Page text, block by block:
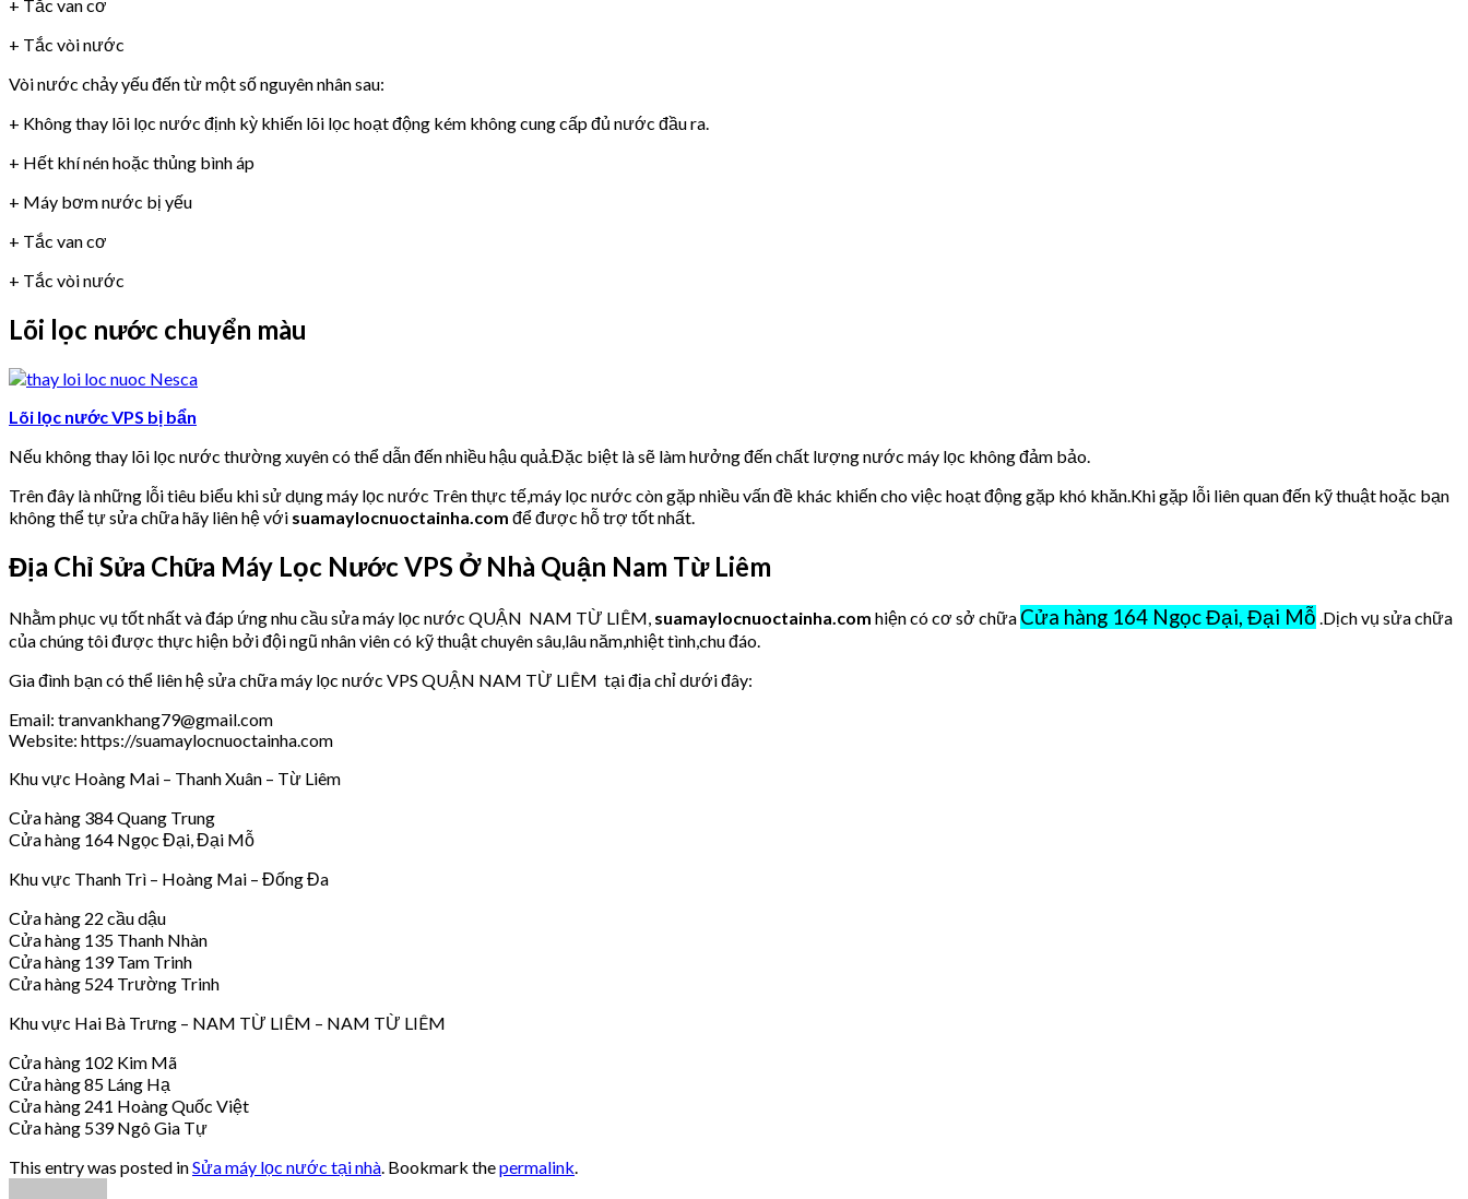
+ Tắc van cơ
+ Tắc vòi nước
Vòi nước chảy yếu đến từ một số nguyên nhân sau:
+ Không thay lõi lọc nước định kỳ khiến lõi lọc hoạt động kém không cung cấp đủ nước đầu ra.
+ Hết khí nén hoặc thủng bình áp
+ Máy bơm nước bị yếu
+ Tắc van cơ
+ Tắc vòi nước
Lõi lọc nước chuyển màu
Lõi lọc nước VPS bị bẩn
Nếu không thay lõi lọc nước thường xuyên có thể dẫn đến nhiều hậu quả.Đặc biệt là sẽ làm hưởng đến chất lượng nước máy lọc không đảm bảo.
Trên đây là những lỗi tiêu biểu khi sử dụng máy lọc nước Trên thực tế,máy lọc nước còn gặp nhiều vấn đề khác khiến cho việc hoạt động gặp khó khăn.Khi gặp lỗi liên quan đến kỹ thuật hoặc bạn
không thể tự sửa chữa hãy liên hệ với suamaylocnuoctainha.com để được hỗ trợ tốt nhất.
Địa Chỉ Sửa Chữa Máy Lọc Nước VPS Ở Nhà Quận Nam Từ Liêm
Nhằm phục vụ tốt nhất và đáp ứng nhu cầu sửa máy lọc nước QUẬN NAM TỪ LIÊM, suamaylocnuoctainha.com hiện có cơ sở chữa Cửa hàng 164 Ngọc Đại, Đại Mỗ .Dịch vụ sửa chữa
của chúng tôi được thực hiện bởi đội ngũ nhân viên có kỹ thuật chuyên sâu,lâu năm,nhiệt tình,chu đáo.
Gia đình bạn có thể liên hệ sửa chữa máy lọc nước VPS QUẬN NAM TỪ LIÊM tại địa chỉ dưới đây:
Email: tranvankhang79@gmail.com
Website: https://suamaylocnuoctainha.com
Khu vực Hoàng Mai – Thanh Xuân – Từ Liêm
Cửa hàng 384 Quang Trung
Cửa hàng 164 Ngọc Đại, Đại Mỗ
Khu vực Thanh Trì – Hoàng Mai – Đống Đa
Cửa hàng 22 cầu dậu
Cửa hàng 135 Thanh Nhàn
Cửa hàng 139 Tam Trinh
Cửa hàng 524 Trường Trinh
Khu vực Hai Bà Trưng – NAM TỪ LIÊM – NAM TỪ LIÊM
Cửa hàng 102 Kim Mã
Cửa hàng 85 Láng Hạ
Cửa hàng 241 Hoàng Quốc Việt
Cửa hàng 539 Ngô Gia Tự
This entry was posted inSửa máy lọc nước tại nhà . Bookmark thepermalink